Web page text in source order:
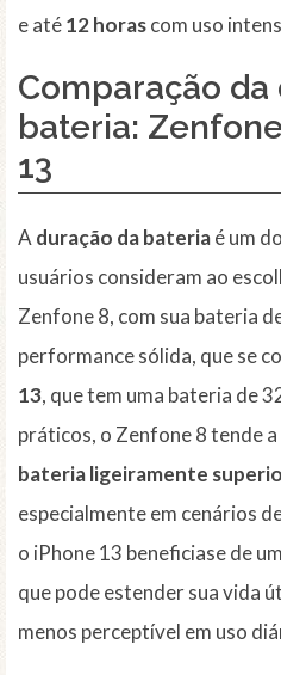
e até12 horascom uso
Comparação da
bateria:
13
A duração da bateriaé um
usuários consideram ao
Zenfone 8, com sua bateria
performance sólida, que se
13, que tem uma bateria de
práticos, o Zenfone 8 tende
bateria ligeiramente
especialmente em cenários
o iPhone 13 beneficiase de
que pode estender sua vida
menos perceptível em uso